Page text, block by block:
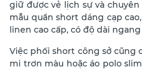
giữ được vẻ lịch sự và
mẫu quần short dáng cạp
linen cao cấp, có độ dài
Việc phối short công sở cũng
mi trơn màu hoặc áo polo